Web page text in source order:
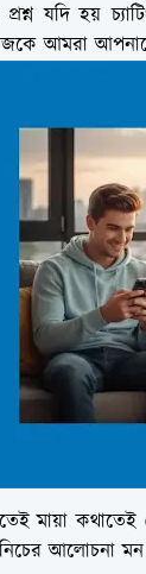
যদি হয়
আমরা আপনাকে
মায়া
আলোচনা